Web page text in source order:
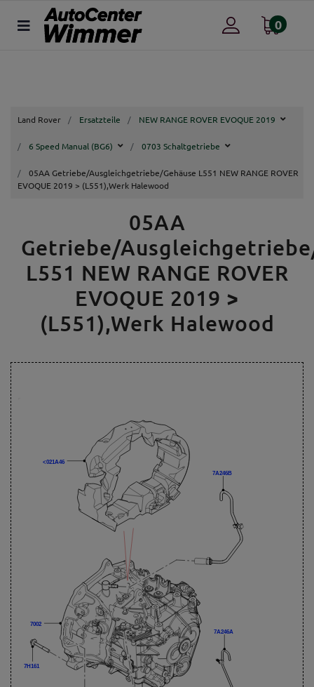
0
Land Rover Ersatzteile NEW RANGE ROVER EVOQUE 2019
6 Speed Manual (BG6) 0703 Schaltgetriebe
05AA Getriebe/Ausgleichgetriebe/Gehäuse L551 NEW RANGE ROVER
EVOQUE 2019 > (L551),Werk Halewood
05AA
Getriebe/
L551 NEW RANGE ROVER
EVOQUE 2019 >
(L551),Werk Halewood
<021A46
7002
7H161
7A246A
7A246B